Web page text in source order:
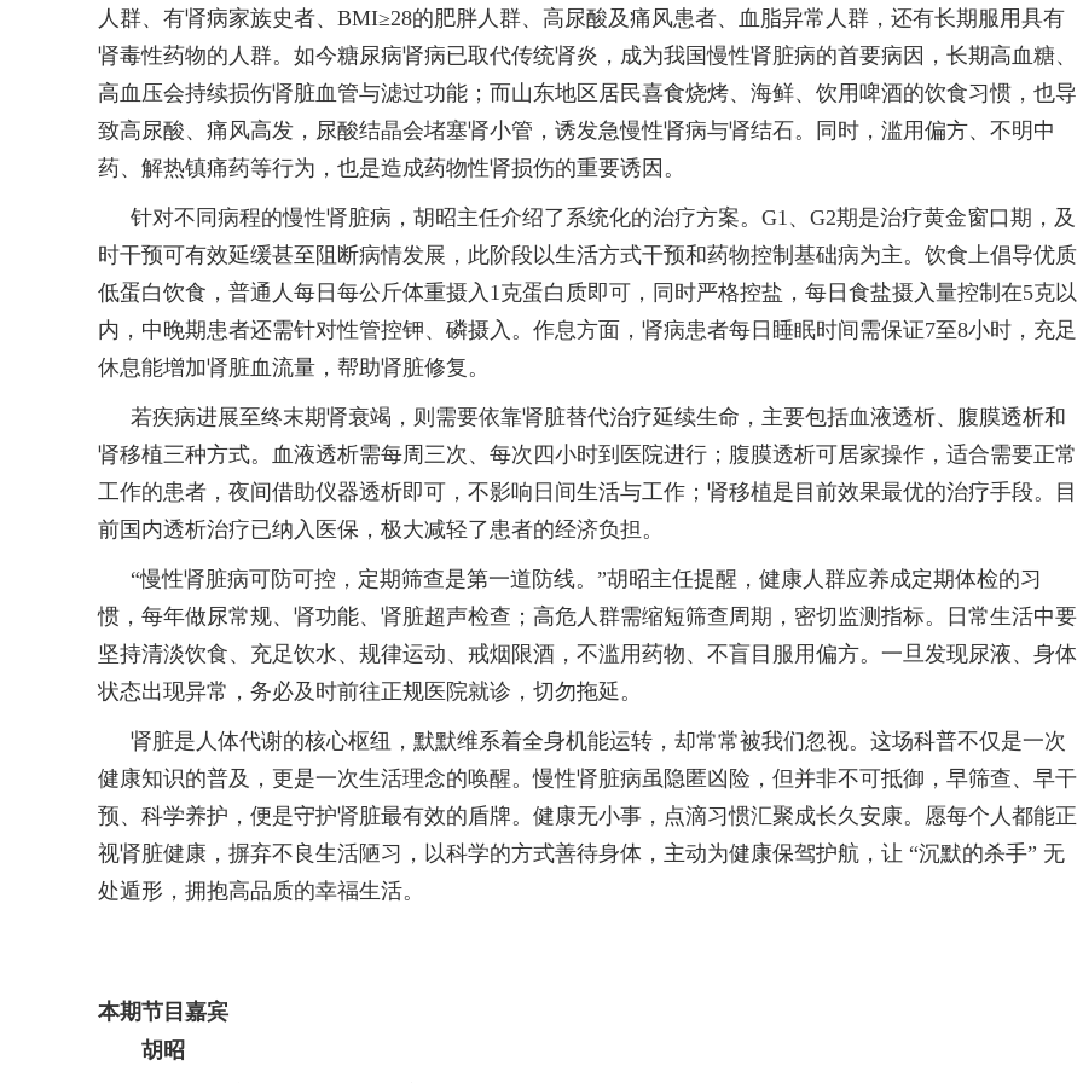
人群、有肾病家族史者、BMI≥28的肥胖人群、高尿酸及痛风患者、血脂异常人群，还有长期服用具有
肾毒性药物的人群。如今糖尿病肾病已取代传统肾炎，成为我国慢性肾脏病的首要病因，长期高血糖、
高血压会持续损伤肾脏血管与滤过功能；而山东地区居民喜食烧烤、海鲜、饮用啤酒的饮食习惯，也导
致高尿酸、痛风高发，尿酸结晶会堵塞肾小管，诱发急慢性肾病与肾结石。同时，滥用偏方、不明中
药、解热镇痛药等行为，也是造成药物性肾损伤的重要诱因。
针对不同病程的慢性肾脏病，胡昭主任介绍了系统化的治疗方案。G1、G2期是治疗黄金窗口期，及
时干预可有效延缓甚至阻断病情发展，此阶段以生活方式干预和药物控制基础病为主。饮食上倡导优质
低蛋白饮食，普通人每日每公斤体重摄入1克蛋白质即可，同时严格控盐，每日食盐摄入量控制在5克以
内，中晚期患者还需针对性管控钾、磷摄入。作息方面，肾病患者每日睡眠时间需保证7至8小时，充足
休息能增加肾脏血流量，帮助肾脏修复。
若疾病进展至终末期肾衰竭，则需要依靠肾脏替代治疗延续生命，主要包括血液透析、腹膜透析和
肾移植三种方式。血液透析需每周三次、每次四小时到医院进行；腹膜透析可居家操作，适合需要正常
工作的患者，夜间借助仪器透析即可，不影响日间生活与工作；肾移植是目前效果最优的治疗手段。目
前国内透析治疗已纳入医保，极大减轻了患者的经济负担。
“慢性肾脏病可防可控，定期筛查是第一道防线。”胡昭主任提醒，健康人群应养成定期体检的习
惯，每年做尿常规、肾功能、肾脏超声检查；高危人群需缩短筛查周期，密切监测指标。日常生活中要
坚持清淡饮食、充足饮水、规律运动、戒烟限酒，不滥用药物、不盲目服用偏方。一旦发现尿液、身体
状态出现异常，务必及时前往正规医院就诊，切勿拖延。
肾脏是人体代谢的核心枢纽，默默维系着全身机能运转，却常常被我们忽视。这场科普不仅是一次
健康知识的普及，更是一次生活理念的唤醒。慢性肾脏病虽隐匿凶险，但并非不可抵御，早筛查、早干
预、科学养护，便是守护肾脏最有效的盾牌。健康无小事，点滴习惯汇聚成长久安康。愿每个人都能正
视肾脏健康，摒弃不良生活陋习，以科学的方式善待身体，主动为健康保驾护航，让 “沉默的杀手” 无
处遁形，拥抱高品质的幸福生活。
本期节目嘉宾
胡昭